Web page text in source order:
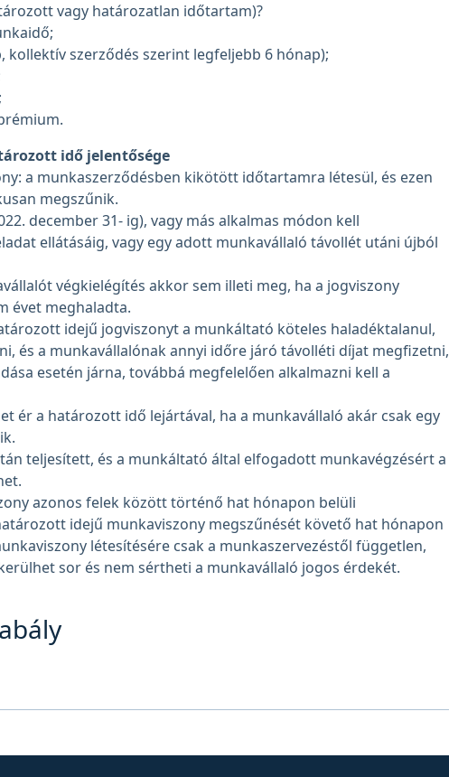
vagy határozatlan időtartam)?
kollektív szerződés szerint legfeljebb 6 hónap);
idő jelentősége
a munkaszerződésben kikötött időtartamra létesül, és ezen
megszűnik.
december 31- ig), vagy más alkalmas módon kell
ellátásáig, vagy egy adott munkavállaló távollét utáni újból
végkielégítés akkor sem illeti meg, ha a jogviszony
évet meghaladta.
idejű jogviszonyt a munkáltató köteles haladéktalanul,
és a munkavállalónak annyi időre járó távolléti díjat megfizetni,
esetén járna, továbbá megfelelően alkalmazni kell a
ér a határozott idő lejártával, ha a munkavállaló akár csak egy
teljesített, és a munkáltató által elfogadott munkavégzésért a
azonos felek között történő hat hónapon belüli
idejű munkaviszony megszűnését követő hat hónapon
létesítésére csak a munkaszervezéstől független,
sor és nem sértheti a munkavállaló jogos érdekét.